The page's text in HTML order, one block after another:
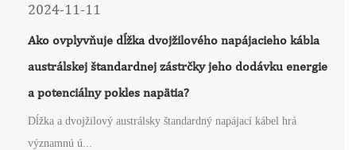
2024-11-11
Ako ovplyvňuje dĺžka dvojžilového napájacieho kábla
austrálskej štandardnej zástrčky jeho dodávku energie
a potenciálny pokles napätia?
Dĺžka a dvojžilový austrálsky štandardný napájací kábel hrá
významnú ú...